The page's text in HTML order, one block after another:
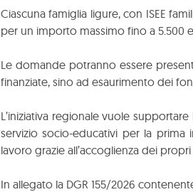
Ciascuna famiglia ligure, con ISEE
per un importo massimo fino a 5.500
Le domande potranno essere
finanziate, sino ad esaurimento dei
L’iniziativa regionale vuole
servizio socio-educativi per la prima
lavoro grazie all’accoglienza dei
In allegato la DGR 155/2026